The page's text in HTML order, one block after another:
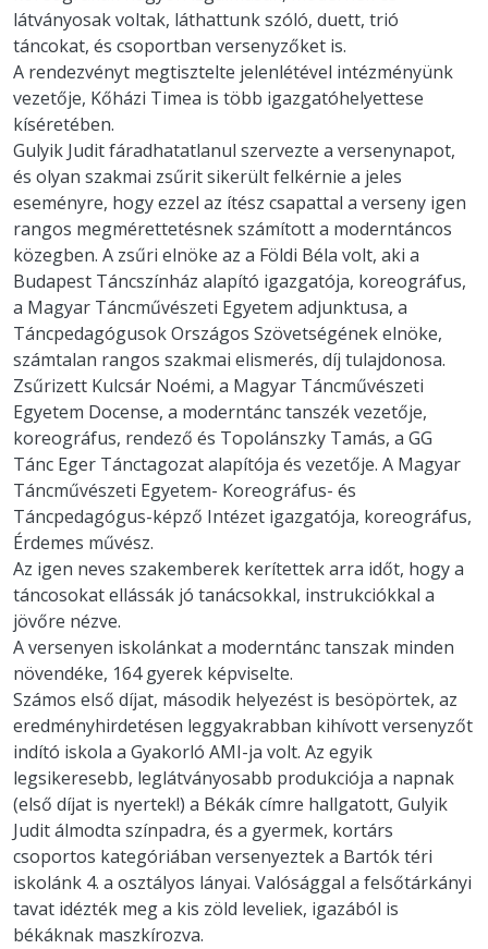
látványosak voltak, láthattunk szóló, duett, trió
táncokat, és csoportban versenyzőket is.
A rendezvényt megtisztelte jelenlétével intézményünk
vezetője, Kőházi Timea is több igazgatóhelyettese
kíséretében.
Gulyik Judit fáradhatatlanul szervezte a versenynapot,
és olyan szakmai zsűrit sikerült felkérnie a jeles
eseményre, hogy ezzel az ítész csapattal a verseny igen
rangos megmérettetésnek számított a moderntáncos
közegben. A zsűri elnöke az a Földi Béla volt, aki a
Budapest Táncszínház alapító igazgatója, koreográfus,
a Magyar Táncművészeti Egyetem adjunktusa, a
Táncpedagógusok Országos Szövetségének elnöke,
számtalan rangos szakmai elismerés, díj tulajdonosa.
Zsűrizett Kulcsár Noémi, a Magyar Táncművészeti
Egyetem Docense, a moderntánc tanszék vezetője,
koreográfus, rendező és Topolánszky Tamás, a GG
Tánc Eger Tánctagozat alapítója és vezetője. A Magyar
Táncművészeti Egyetem- Koreográfus- és
Táncpedagógus-képző Intézet igazgatója, koreográfus,
Érdemes művész.
Az igen neves szakemberek kerítettek arra időt, hogy a
táncosokat ellássák jó tanácsokkal, instrukciókkal a
jövőre nézve.
A versenyen iskolánkat a moderntánc tanszak minden
növendéke, 164 gyerek képviselte.
Számos első díjat, második helyezést is besöpörtek, az
eredményhirdetésen leggyakrabban kihívott versenyzőt
indító iskola a Gyakorló AMI-ja volt. Az egyik
legsikeresebb, leglátványosabb produkciója a napnak
(első díjat is nyertek!) a Békák címre hallgatott, Gulyik
Judit álmodta színpadra, és a gyermek, kortárs
csoportos kategóriában versenyeztek a Bartók téri
iskolánk 4. a osztályos lányai. Valósággal a felsőtárkányi
tavat idézték meg a kis zöld leveliek, igazából is
békáknak maszkírozva.